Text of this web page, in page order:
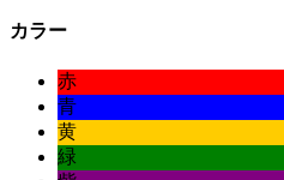
カラー
赤
青
黄
緑